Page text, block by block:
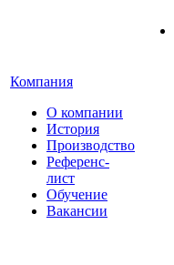
Компания
О компании
История
Производство
Референс-
лист
Обучение
Вакансии